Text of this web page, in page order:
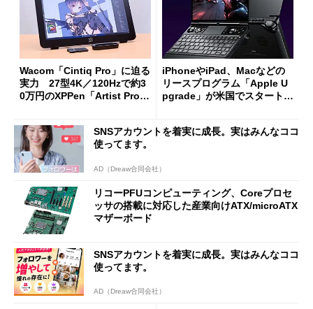
Wacom「Cintiq Pro」に迫る
実力 27型4K／120Hzで約3
0万円のXPPen「Artist Pro 2
iPhoneやiPad、Macなどの
リースプログラム「Apple U
pgrade」が米国でスタート／
ut」が明...
SNSアカウントを着実に成長。実はみんなココ
使ってます。
AD（Dreaw合同会社）
リコーPFUコンピューティング、Coreプロセ
ッサの搭載に対応した産業向けATX/microATX
マザーボード
SNSアカウントを着実に成長。実はみんなココ
使ってます。
AD（Dreaw合同会社）